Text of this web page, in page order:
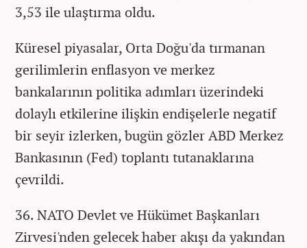
3,53 ile ulaştırma oldu.
Küresel piyasalar, Orta Doğu'da tırmanan
gerilimlerin enflasyon ve merkez
bankalarının politika adımları üzerindeki
dolaylı etkilerine ilişkin endişelerle negatif
bir seyir izlerken, bugün gözler ABD Merkez
Bankasının (Fed) toplantı tutanaklarına
çevrildi.
36.⁠ ⁠NATO Devlet ve Hükümet Başkanları
Zirvesi'nden gelecek haber akışı da yakından